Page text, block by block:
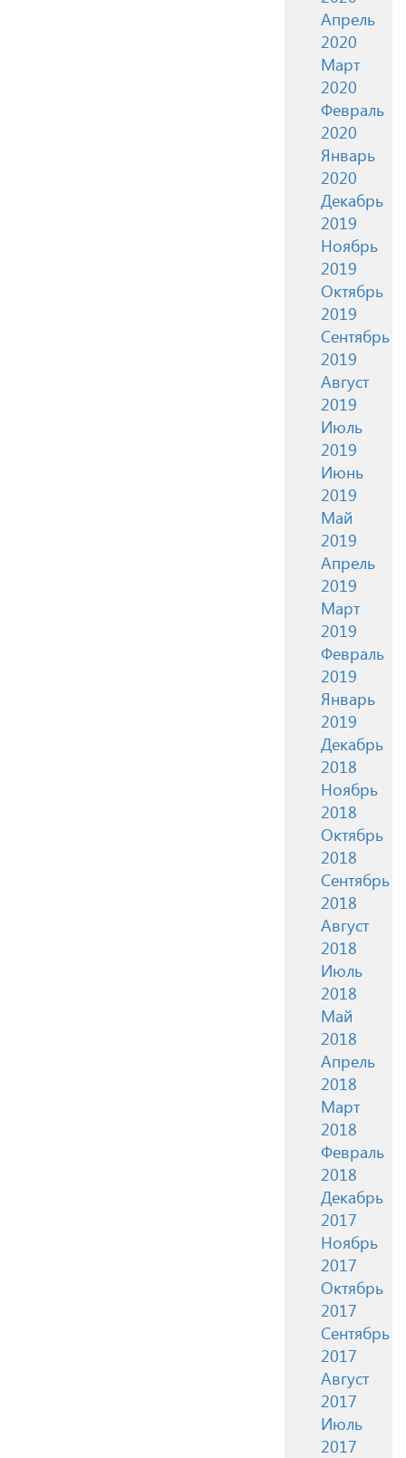
Апрель
2020
Март
2020
Февраль
2020
Январь
2020
Декабрь
2019
Ноябрь
2019
Октябрь
2019
Сентябрь
2019
Август
2019
Июль
2019
Июнь
2019
Май
2019
Апрель
2019
Март
2019
Февраль
2019
Январь
2019
Декабрь
2018
Ноябрь
2018
Октябрь
2018
Сентябрь
2018
Август
2018
Июль
2018
Май
2018
Апрель
2018
Март
2018
Февраль
2018
Декабрь
2017
Ноябрь
2017
Октябрь
2017
Сентябрь
2017
Август
2017
Июль
2017